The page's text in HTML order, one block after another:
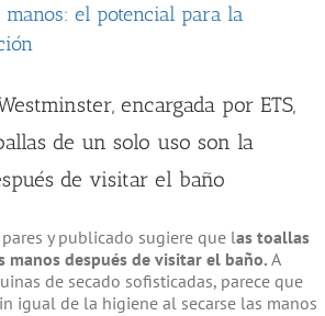
manos: el potencial para la
encargada por ETS,
de un solo uso son la
de visitar el baño
y publicado sugiere que las toallas
manos después de visitar el baño. A
de secado sofisticadas, parece que
igual de la higiene al secarse las manos